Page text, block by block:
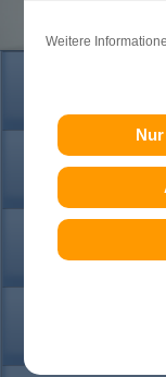
Weitere